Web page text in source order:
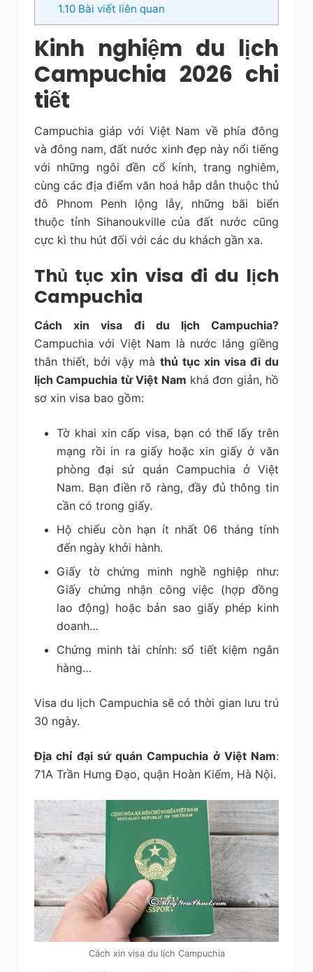
1.10Bài viết liên quan
Kinh nghiệm du lịch
Campuchia 2026 chi
tiết
Campuchia giáp với Việt Nam về phía đông
và đông nam, đất nước xinh đẹp này nổi tiếng
với những ngôi đền cổ kính, trang nghiêm,
cùng các địa điểm văn hoá hẫp dẫn thuộc thủ
đô Phnom Penh lộng lẫy, những bãi biển
thuộc tỉnh Sihanoukville của đất nước cũng
cực kì thu hút đối với các du khách gần xa.
Thủ tục xin visa đi du lịch
Campuchia
Cách xin visa đi du lịch Campuchia?
Campuchia với Việt Nam là nước láng giềng
thân thiết, bởi vậy mà thủ tục xin visa đi du
lịch Campuchia từ Việt Nam khá đơn giản, hồ
sơ xin visa bao gồm:
Tờ khai xin cấp visa, bạn có thể lấy trên
mạng rồi in ra giấy hoặc xin giấy ở văn
phòng đại sứ quán Campuchia ở Việt
Nam. Bạn điền rõ ràng, đầy đủ thông tin
cần có trong giấy.
Hộ chiếu còn hạn ít nhất 06 tháng tính
đến ngày khởi hành.
Giấy tờ chứng minh nghề nghiệp như:
Giấy chứng nhận công việc (hợp đồng
lao động) hoặc bản sao giấy phép kinh
doanh…
Chứng minh tài chính: sổ tiết kiệm ngân
hàng…
Visa du lịch Campuchia sẽ có thời gian lưu trú
30 ngày.
Địa chỉ đại sứ quán Campuchia ở Việt Nam:
71A Trần Hưng Đạo, quận Hoàn Kiếm, Hà Nội.
Cách xin visa du lịch Campuchia